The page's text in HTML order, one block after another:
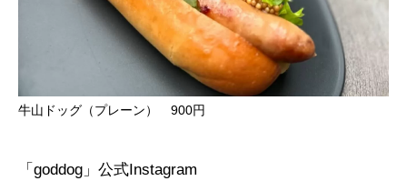
牛山ドッグ（プレーン） 900円
「goddog」公式Instagram